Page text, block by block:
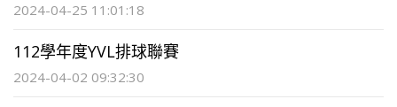
2024-04-25 11:01:18
112學年度YVL排球聯賽
2024-04-02 09:32:30